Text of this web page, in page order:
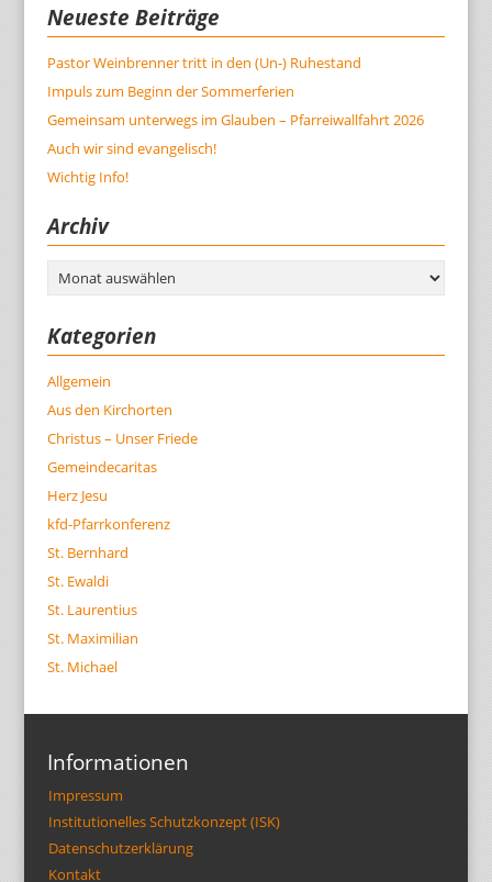
Neueste Beiträge
Pastor Weinbrenner tritt in den (Un-) Ruhestand
Impuls zum Beginn der Sommerferien
Gemeinsam unterwegs im Glauben – Pfarreiwallfahrt 2026
Auch wir sind evangelisch!
Wichtig Info!
Archiv
Archiv
Kategorien
Allgemein
Aus den Kirchorten
Christus – Unser Friede
Gemeindecaritas
Herz Jesu
kfd-Pfarrkonferenz
St. Bernhard
St. Ewaldi
St. Laurentius
St. Maximilian
St. Michael
Informationen
Impressum
Institutionelles Schutzkonzept (ISK)
Datenschutzerklärung
Kontakt